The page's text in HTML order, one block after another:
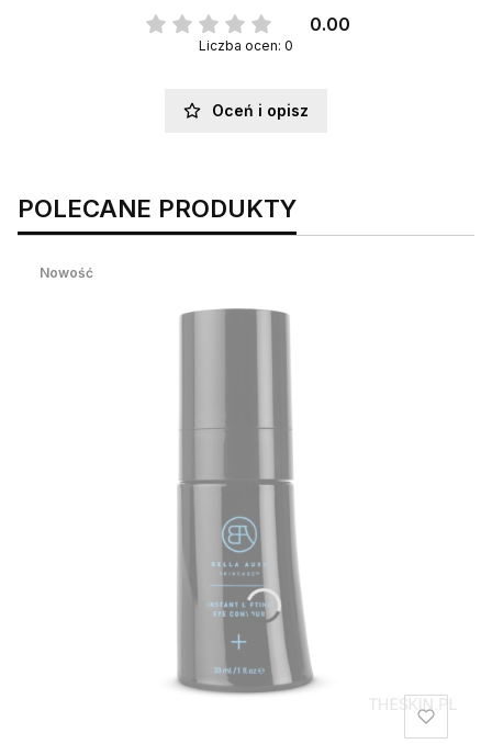
0.00
Liczba ocen: 0
Oceń i opisz
POLECANE PRODUKTY
Nowość